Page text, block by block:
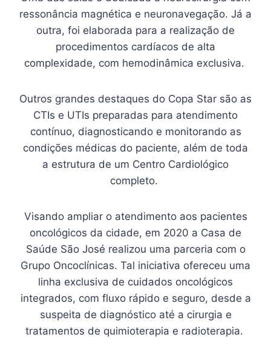
ressonância magnética e neuronavegação. Já a
outra, foi elaborada para a realização de
procedimentos cardíacos de alta
complexidade, com hemodinâmica exclusiva.
Outros grandes destaques do Copa Star são as
CTIs e UTIs preparadas para atendimento
contínuo, diagnosticando e monitorando as
condições médicas do paciente, além de toda
a estrutura de um Centro Cardiológico
completo.
Visando ampliar o atendimento aos pacientes
oncológicos da cidade, em 2020 a Casa de
Saúde São José realizou uma parceria com o
Grupo Oncoclínicas. Tal iniciativa ofereceu uma
linha exclusiva de cuidados oncológicos
integrados, com fluxo rápido e seguro, desde a
suspeita de diagnóstico até a cirurgia e
tratamentos de quimioterapia e radioterapia.